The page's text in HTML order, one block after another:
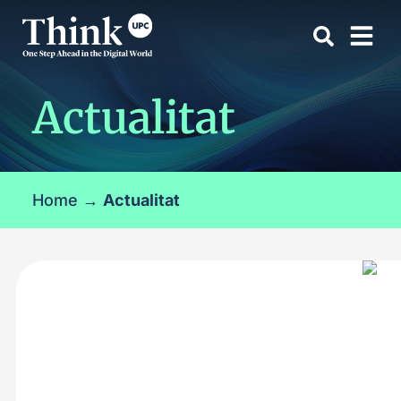
Actualitat
Home → Actualitat